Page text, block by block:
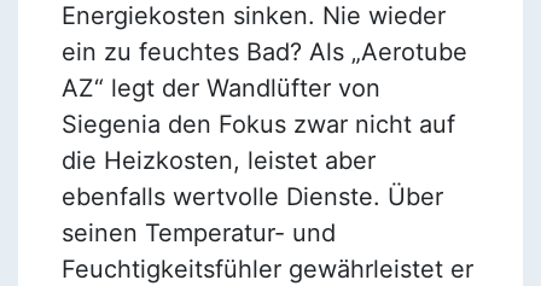
Energiekosten sinken. Nie wieder
ein zu feuchtes Bad? Als „Aerotube
AZ“ legt der Wandlüfter von
Siegenia den Fokus zwar nicht auf
die Heizkosten, leistet aber
ebenfalls wertvolle Dienste. Über
seinen Temperatur- und
Feuchtigkeitsfühler gewährleistet er